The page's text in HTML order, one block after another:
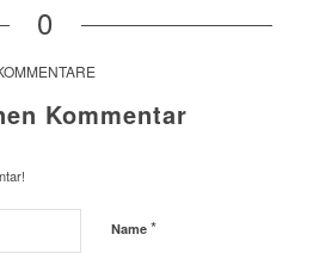
0
Kommentar
Name *